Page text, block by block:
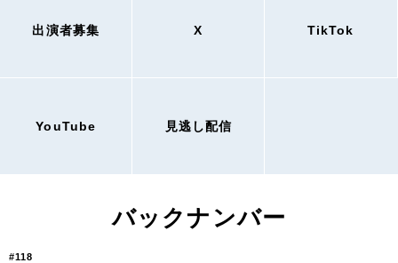
出演者募集 X TikTok
YouTube 見逃し配信
バックナンバー
#118